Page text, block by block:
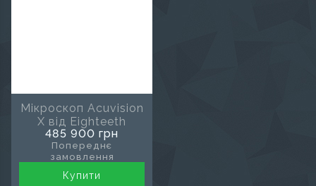
Мікроскоп Acuvision
X від Eighteeth
485 900 грн
Попереднє
замовлення
Купити